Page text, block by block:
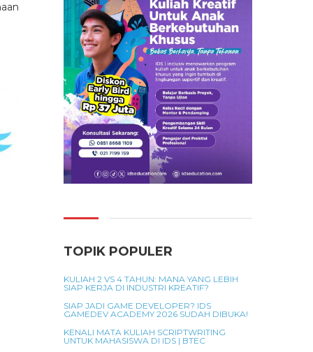
TOPIK POPULER
KULIAH 2 VS 4 TAHUN: MANA YANG LEBIH
SIAP KERJA DI INDUSTRI KREATIF?
SIAP JADI GAME DEVELOPER? IDS
GAMEDEV ACADEMY 2026 SUDAH DIBUKA!
KENALI MATA KULIAH SCRIPTWRITING
UNTUK MAHASISWA DI IDS | BTEC